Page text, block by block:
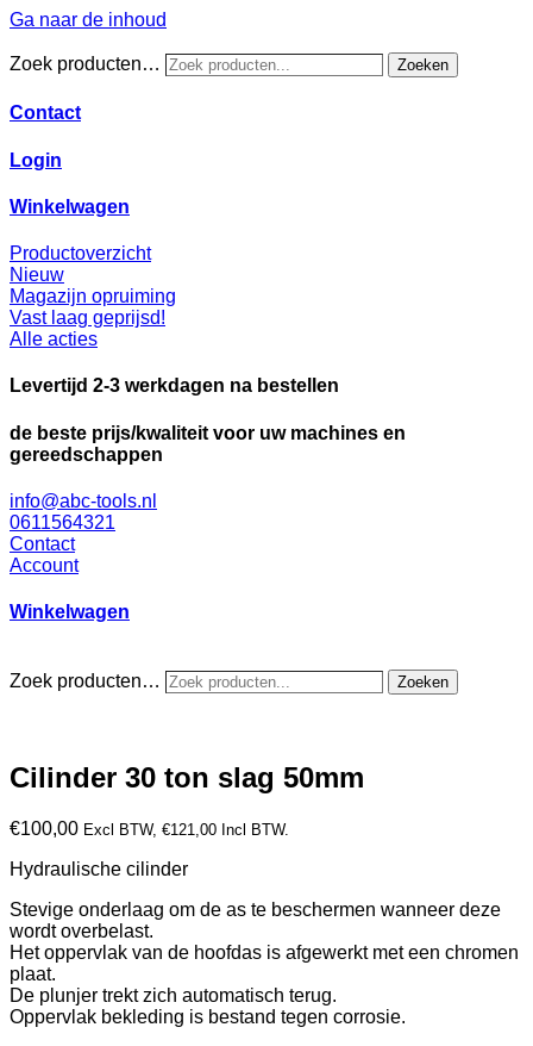
Ga naar de inhoud
Zoek producten… Zoeken
Contact
Login
Winkelwagen
Productoverzicht
Nieuw
Magazijn opruiming
Vast laag geprijsd!
Alle acties
Levertijd 2-3 werkdagen na bestellen
de beste prijs/kwaliteit voor uw machines en
gereedschappen
info@abc-tools.nl
0611564321
Contact
Account
Winkelwagen
Zoek producten… Zoeken
Cilinder 30 ton slag 50mm
€100,00 Excl BTW, €121,00 Incl BTW.
Hydraulische cilinder
Stevige onderlaag om de as te beschermen wanneer deze
wordt overbelast.
Het oppervlak van de hoofdas is afgewerkt met een chromen
plaat.
De plunjer trekt zich automatisch terug.
Oppervlak bekleding is bestand tegen corrosie.